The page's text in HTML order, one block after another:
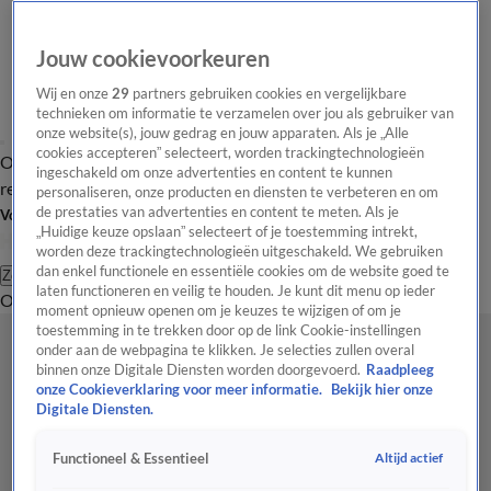
Overzicht Laatste nieuws Regionieuws Het beste van Hart
Tip de
redactie
Volg Hart van Nederland
Zoeken
OverzichtRegioUitzendingenWeerTip de redactiePanelVideo's
Jouw cookievoorkeuren
Wij en onze29 partners gebruiken cookies en vergelijkbare
technieken om informatie te verzamelen over jou als gebruiker van
onze website(s), jouw gedrag en jouw apparaten. Als je „Alle
cookies accepteren” selecteert, worden trackingtechnologieën
ingeschakeld om onze advertenties en content te kunnen
personaliseren, onze producten en diensten te verbeteren en om
de prestaties van advertenties en content te meten. Als je
„Huidige keuze opslaan” selecteert of je toestemming intrekt,
worden deze trackingtechnologieën uitgeschakeld. We gebruiken
dan enkel functionele en essentiële cookies om de website goed te
laten functioneren en veilig te houden. Je kunt dit menu op ieder
moment opnieuw openen om je keuzes te wijzigen of om je
toestemming in te trekken door op de link Cookie-instellingen
onder aan de webpagina te klikken. Je selecties zullen overal
binnen onze Digitale Diensten worden doorgevoerd. Raadpleeg
onze Cookieverklaring voor meer informatie.
Bekijk hier onze
Digitale Diensten.
Functioneel & Essentieel Altijd actief